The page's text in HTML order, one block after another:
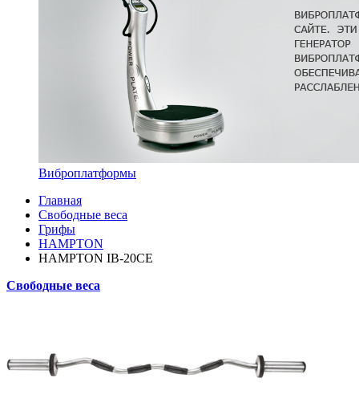
Виброплатформы
Главная
Свободные веса
Грифы
HAMPTON
HAMPTON IB-20CE
Свободные веса